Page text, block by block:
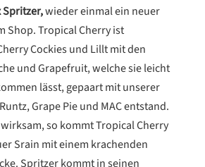
Spritzer,wieder einmal ein neuer
Shop. Tropical Cherry ist
Cockies und Lillt mit den
und Grapefruit, welche sie leicht
lässt, gepaart mit unserer
Grape Pie und MAC entstand.
so kommt Tropical Cherry
Srain mit einem krachenden
Spritzer kommt in seinen